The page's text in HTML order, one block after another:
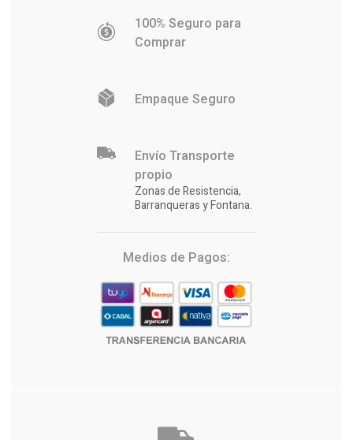
100% Seguro para
Comprar
Empaque Seguro
Envío Transporte
propio
Zonas de Resistencia,
Barranqueras y Fontana.
Medios de Pagos: